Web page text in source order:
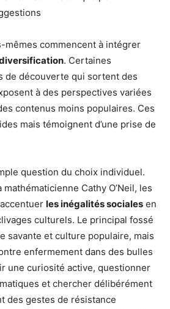
mêmes commencent à intégrer
. Certaines
de découverte qui sortent des
à des perspectives variées
contenus moins populaires. Ces
mais témoignent d’une prise de
question du choix individuel.
Cathy O’Neil, les
les inégalités sociales en
culturels. Le principal fossé
savante et culture populaire, mais
enfermement dans des bulles
une curiosité active, questionner
et chercher délibérément
des gestes de résistance